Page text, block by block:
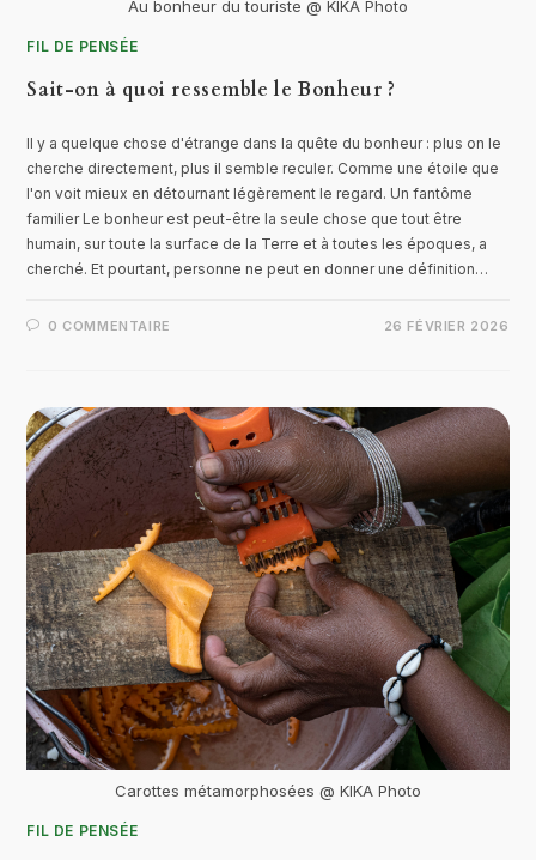
Au bonheur du touriste @ KIKA Photo
FIL DE PENSÉE
Sait-on à quoi ressemble le Bonheur ?
Il y a quelque chose d'étrange dans la quête du bonheur : plus on le
cherche directement, plus il semble reculer. Comme une étoile que
l'on voit mieux en détournant légèrement le regard. Un fantôme
familier Le bonheur est peut-être la seule chose que tout être
humain, sur toute la surface de la Terre et à toutes les époques, a
cherché. Et pourtant, personne ne peut en donner une définition…
0 COMMENTAIRE 26 FÉVRIER 2026
Carottes métamorphosées @ KIKA Photo
FIL DE PENSÉE